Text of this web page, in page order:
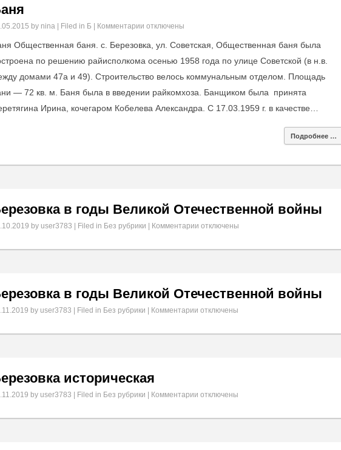
by nina | Filed in Б Комментарии отключены
Общественная баня. с. Березовка, ул. Советская, Общественная баня была
по решению райисполкома осенью 1958 года по улице Советской (в н.в.
домами 47а и 49). Строительство велось коммунальным отделом. Площадь
— 72 кв. м. Баня была в введении райкомхоза. Банщиком была принята
Ирина, кочегаром Кобелева Александра. С 17.03.1959 г. в качестве…
Подробнее …
в годы Великой Отечественной войны
by user3783 | Filed in Без рубрики Комментарии отключены
в годы Великой Отечественной войны
by user3783 | Filed in Без рубрики Комментарии отключены
историческая
by user3783 | Filed in Без рубрики Комментарии отключены